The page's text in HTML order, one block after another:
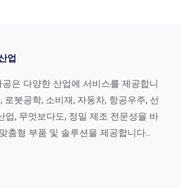
업
공은 다양한 산업에 서비스를 제공합니
로봇공학, 소비재, 자동차, 항공우주, 선
업, 무엇보다도, 정밀 제조 전문성을 바
춤형 부품 및 솔루션을 제공합니다..